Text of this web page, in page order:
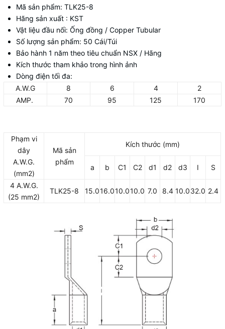
Mã sản phẩm: TLK25-8
Hãng sản xuất : KST
Vật liệu đầu nối: Ống đồng / Copper Tubular
Số lượng sản phẩm: 50 Cái/Túi
Bảo hành 1 năm theo tiêu chuẩn NSX / Hãng
Kích thước tham khảo trong hình ảnh
Dòng điện tối đa:
A.W.G
8 6 4
2
AMP.
70 95 125 170
Phạm vi
dây
A.W.G.
(mm2)
Mã sản
phẩm
Kích thước (mm)
a b C1 C2 d1 d2 d3 I S
4 A.W.G.
(25 mm2)
TLK25-8 15.016.010.010.0 7.0 8.4 10.032.0 2.4